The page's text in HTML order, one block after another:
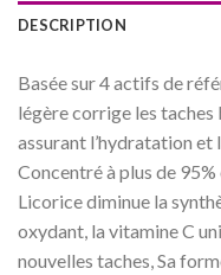
DESCRIPTION
Basée sur 4 actifs de
légère corrige les
assurant l’hydratation et
Concentré à plus de
Licorice diminue la
oxydant, la vitamine C
nouvelles taches, Sa